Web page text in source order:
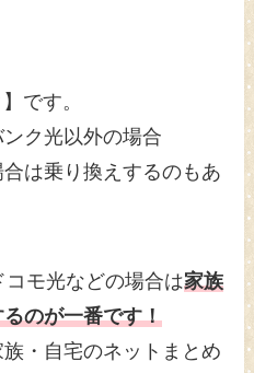
です。
ク光以外の場合
は乗り換えするのもあ
コモ光などの場合は家族
のが一番です！
・自宅のネットまとめ